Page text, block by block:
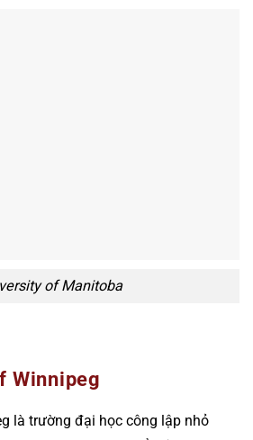
of Manitoba
Winnipeg
là trường đại học công lập nhỏ